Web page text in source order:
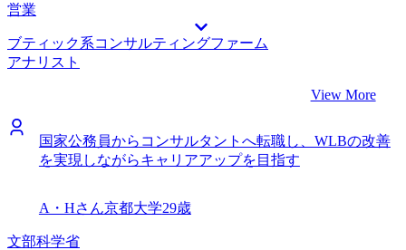
営業
ブティック系コンサルティングファーム
アナリスト
View More
国家公務員からコンサルタントへ転職し、WLBの改善
を実現しながらキャリアアップを目指す
A・Hさん京都大学29歳
文部科学省